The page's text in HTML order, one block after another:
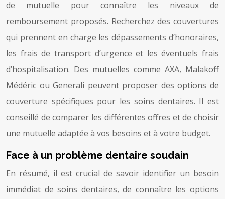
de mutuelle pour connaître les niveaux de
remboursement proposés. Recherchez des couvertures
qui prennent en charge les dépassements d’honoraires,
les frais de transport d’urgence et les éventuels frais
d’hospitalisation. Des mutuelles comme AXA, Malakoff
Médéric ou Generali peuvent proposer des options de
couverture spécifiques pour les soins dentaires. Il est
conseillé de comparer les différentes offres et de choisir
une mutuelle adaptée à vos besoins et à votre budget.
Face à un problème dentaire soudain
En résumé, il est crucial de savoir identifier un besoin
immédiat de soins dentaires, de connaître les options